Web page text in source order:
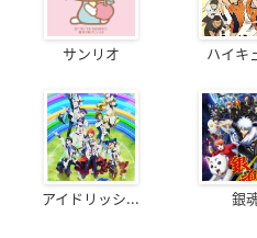
サンリオ ハイキ
アイドリッシ... 銀